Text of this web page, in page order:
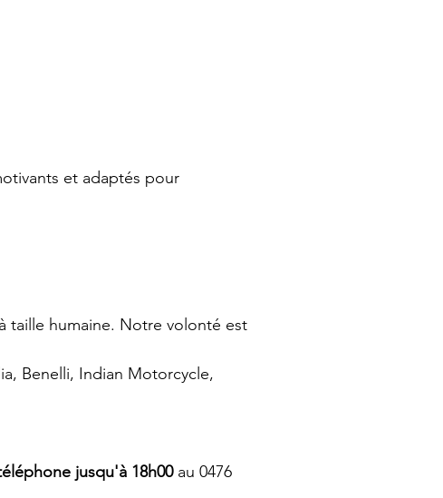
et adaptés pour
taille humaine. Notre volonté est
Benelli, Indian Motorcycle,
jusqu'à 18h00 au 0476